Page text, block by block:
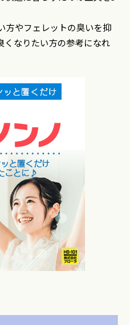
方やフェレットの臭いを抑
くなりたい方の参考になれ